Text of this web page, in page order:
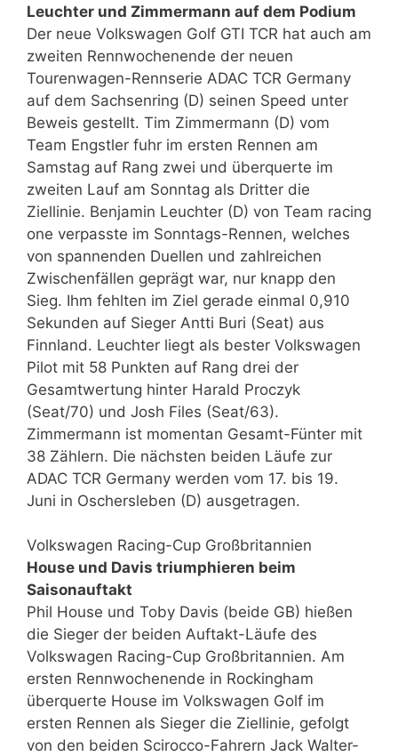
Leuchter und Zimmermann auf dem Podium
Der neue Volkswagen Golf GTI TCR hat auch am
zweiten Rennwochenende der neuen
Tourenwagen-Rennserie ADAC TCR Germany
auf dem Sachsenring (D) seinen Speed unter
Beweis gestellt. Tim Zimmermann (D) vom
Team Engstler fuhr im ersten Rennen am
Samstag auf Rang zwei und überquerte im
zweiten Lauf am Sonntag als Dritter die
Ziellinie. Benjamin Leuchter (D) von Team racing
one verpasste im Sonntags-Rennen, welches
von spannenden Duellen und zahlreichen
Zwischenfällen geprägt war, nur knapp den
Sieg. Ihm fehlten im Ziel gerade einmal 0,910
Sekunden auf Sieger Antti Buri (Seat) aus
Finnland. Leuchter liegt als bester Volkswagen
Pilot mit 58 Punkten auf Rang drei der
Gesamtwertung hinter Harald Proczyk
(Seat/70) und Josh Files (Seat/63).
Zimmermann ist momentan Gesamt-Fünter mit
38 Zählern. Die nächsten beiden Läufe zur
ADAC TCR Germany werden vom 17. bis 19.
Juni in Oschersleben (D) ausgetragen.
Volkswagen Racing-Cup Großbritannien
House und Davis triumphieren beim
Saisonauftakt
Phil House und Toby Davis (beide GB) hießen
die Sieger der beiden Auftakt-Läufe des
Volkswagen Racing-Cup Großbritannien. Am
ersten Rennwochenende in Rockingham
überquerte House im Volkswagen Golf im
ersten Rennen als Sieger die Ziellinie, gefolgt
von den beiden Scirocco-Fahrern Jack Walter-